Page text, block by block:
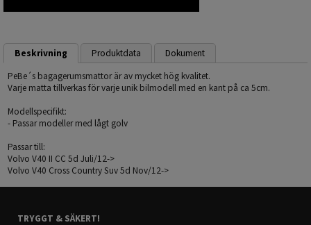
Beskrivning Produktdata
Dokument
PeBe´s bagagerumsmattor är av mycket hög kvalitet.
Varje matta tillverkas för varje unik bilmodell med en kant på ca 5cm.
Modellspecifikt:
- Passar modeller med lågt golv
Passar till:
Volvo V40 II CC 5d Juli/12->
Volvo V40 Cross Country Suv 5d Nov/12->
TRYGGT & SÄKERT!